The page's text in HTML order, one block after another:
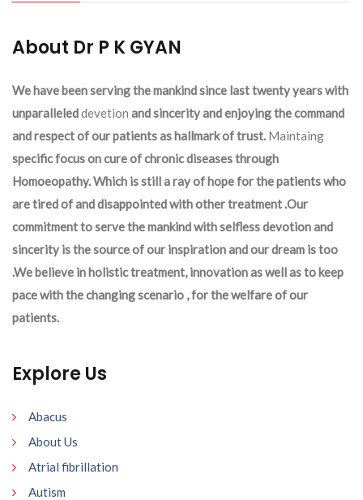
About Dr P K GYAN
We have been serving the mankind since last twenty years with
unparalleleddevetion and sincerity and enjoying the command
and respect of our patients as hallmark of trust. Maintaing
specific focus on cure of chronic diseases through
Homoeopathy. Which is still a ray of hope for the patients who
are tired of and disappointed with other treatment .Our
commitment to serve the mankind with selfless devotion and
sincerity is the source of our inspiration and our dream is too
.We believe in holistic treatment, innovation as well as to keep
pace with the changing scenario , for the welfare of our
patients.
Explore Us
Abacus
About Us
Atrial fibrillation
Autism